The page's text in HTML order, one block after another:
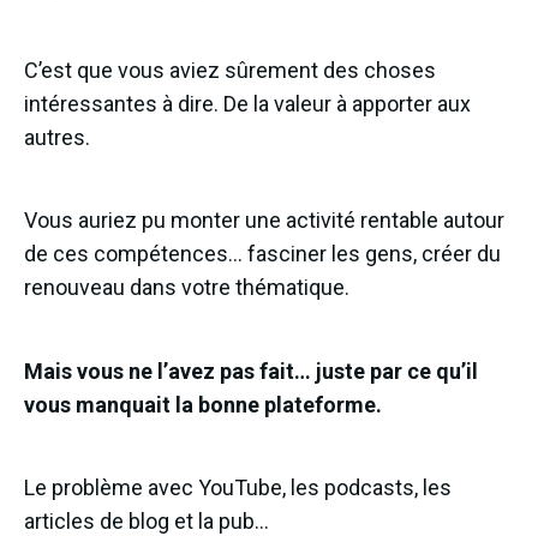
C’est que vous aviez sûrement des choses
intéressantes à dire. De la valeur à apporter aux
autres.
Vous auriez pu monter une activité rentable autour
de ces compétences… fasciner les gens, créer du
renouveau dans votre thématique.
Mais vous ne l’avez pas fait… juste par ce qu’il
vous manquait la bonne plateforme.
Le problème avec YouTube, les podcasts, les
articles de blog et la pub…